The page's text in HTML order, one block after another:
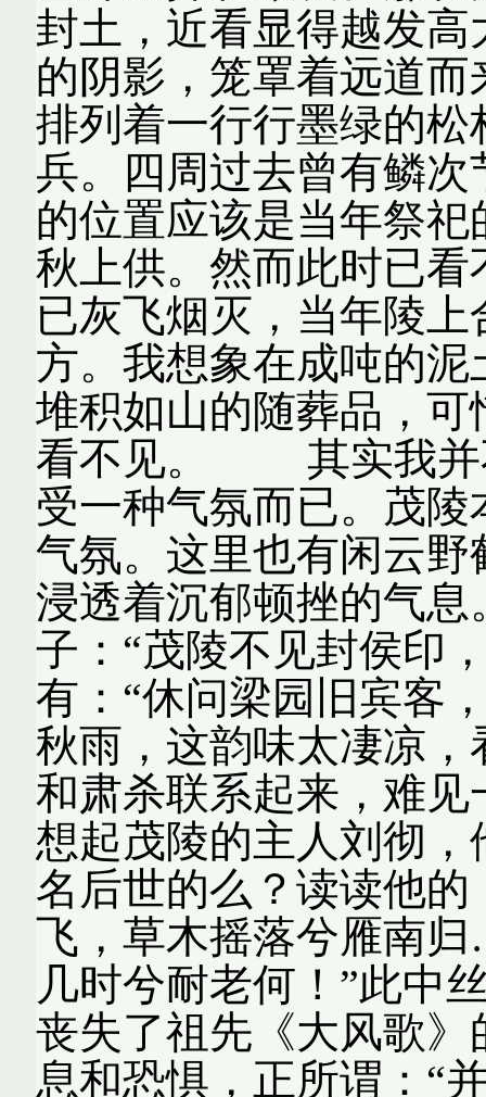
封土，近看显得越发
的阴影，笼罩着远道
排列着一行行墨绿的
兵。四周过去曾有鳞
的位置应该是当年祭
秋上供。然而此时已
已灰飞烟灭，当年陵
方。我想象在成吨的
堆积如山的随葬品，
看不见。 其实我并
受一种气氛而已。茂
气氛。这里也有闲云
浸透着沉郁顿挫的气
子：“茂陵不见封侯印
有：“休问梁园旧宾客
秋雨，这韵味太凄凉
和肃杀联系起来，难
想起茂陵的主人刘彻，
名后世的么？读读他
飞，草木摇落兮雁南
几时兮耐老何！”此中
丧失了祖先《大风歌
息和恐惧，正所谓：“